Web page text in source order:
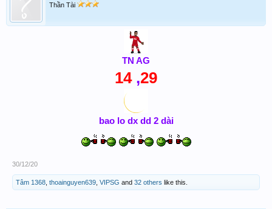
Thần Tài
TN AG
14,29
bao lo dx dd 2 dài
30/12/20
Tâm 1368 thoainguyen639 VIPSG and 32 others like this.